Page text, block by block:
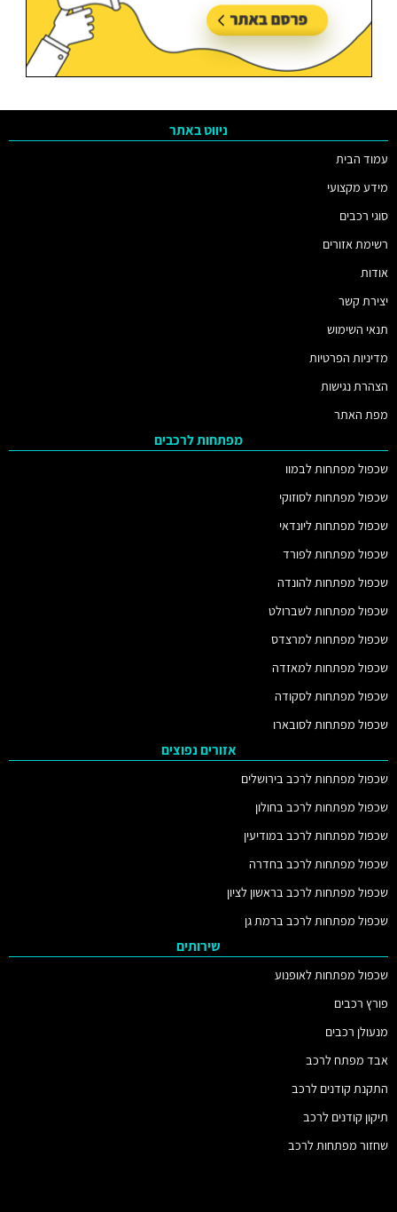
ניווט באתר
עמוד הבית
מידע מקצועי
סוגי רכבים
רשימת אזורים
אודות
יצירת קשר
תנאי השימוש
מדיניות הפרטיות
הצהרת נגישות
מפת האתר
מפתחות לרכבים
שכפול מפתחות לבמוו
שכפול מפתחות לסוזוקי
שכפול מפתחות ליונדאי
שכפול מפתחות לפורד
שכפול מפתחות להונדה
שכפול מפתחות לשברולט
שכפול מפתחות למרצדס
שכפול מפתחות למאזדה
שכפול מפתחות לסקודה
שכפול מפתחות לסובארו
אזורים נפוצים
שכפול מפתחות לרכב בירושלים
שכפול מפתחות לרכב בחולון
שכפול מפתחות לרכב במודיעין
שכפול מפתחות לרכב בחדרה
שכפול מפתחות לרכב בראשון לציון
שכפול מפתחות לרכב ברמת גן
שירותים
שכפול מפתחות לאופנוע
פורץ רכבים
מנעולן רכבים
אבד מפתח לרכב
התקנת קודנים לרכב
תיקון קודנים לרכב
שחזור מפתחות לרכב